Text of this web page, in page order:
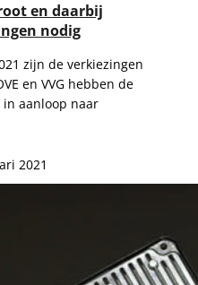
en daarbij
nodig
zijn de verkiezingen
en VVG hebben de
aanloop naar
2021